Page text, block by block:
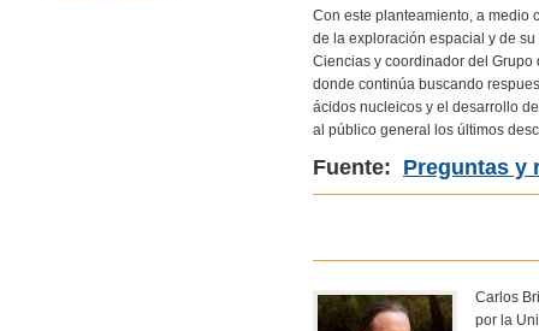
Con este planteamiento, a medio
de la exploración espacial y de
Ciencias y coordinador del Grupo
donde continúa buscando
ácidos nucleicos y el desarrollo
al público general los últimos
Fuente: Preguntas y
Carlos
por la